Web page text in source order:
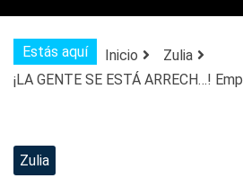
Estás aquí Inicio
Zulia
¡LA GENTE SE ESTÁ ARRECH…!
Zulia